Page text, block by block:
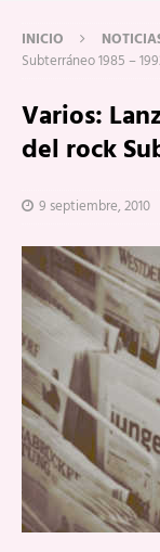
INICIO
Subterráneo 1985 –
Varios:
del rock
9 septiembre, 2010